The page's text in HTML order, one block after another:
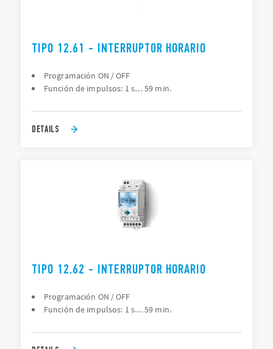
TIPO 12.61 - INTERRUPTOR HORARIO
Programación ON / OFF
Función de impulsos: 1 s… 59 min.
DETAILS
TIPO 12.62 - INTERRUPTOR HORARIO
Programación ON / OFF
Función de impulsos: 1 s… 59 min.